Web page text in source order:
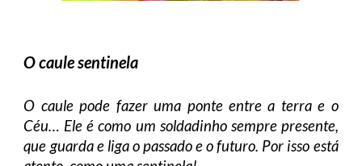
O caule sentinela
O caule pode fazer uma ponte entre a terra e o
Céu… Ele é como um soldadinho sempre presente,
que guarda e liga o passado e o futuro. Por isso está